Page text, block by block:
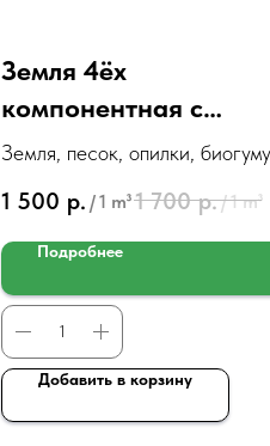
Земля 4ёх
компонентная с
биогумусом
Земля, песок, опилки,
1 500 р. /1 m³1 700 р./1 m³
Подробнее
Добавить в корзину